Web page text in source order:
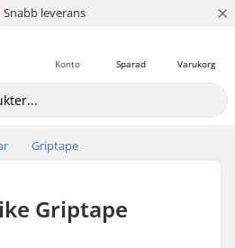
Snabb leverans
5+ milj. kunder ×
Varukorg
Sparad
Konto
Griptape
Griptape